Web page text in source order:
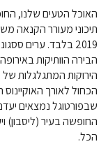
האוכל הטעים שלנו,
2019 בלבד. ערים
הבירה הוותיקות
הירוקות המתגלגלות של
הכחול לאורך
שבפורטוגל נמצאים
החופשה בעיר (ליסבון)
הכל.